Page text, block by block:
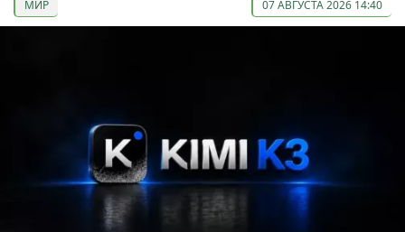
МИР 07 АВГУСТА 2026 14:40